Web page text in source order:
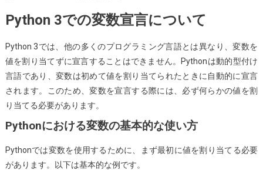
3
変
を
値
当
Python 3での変数宣言について
Python 3では、他の多くのプログラミング言語とは異なり、変数を
値を割り当てずに宣言することはできません。Pythonは動的型付け
言語であり、変数は初めて値を割り当てられたときに自動的に宣言
されます。このため、変数を宣言する際には、必ず何らかの値を割
り当てる必要があります。
Pythonにおける変数の基本的な使い方
Pythonでは変数を使用するために、まず最初に値を割り当てる必要
があります。以下は基本的な例です。